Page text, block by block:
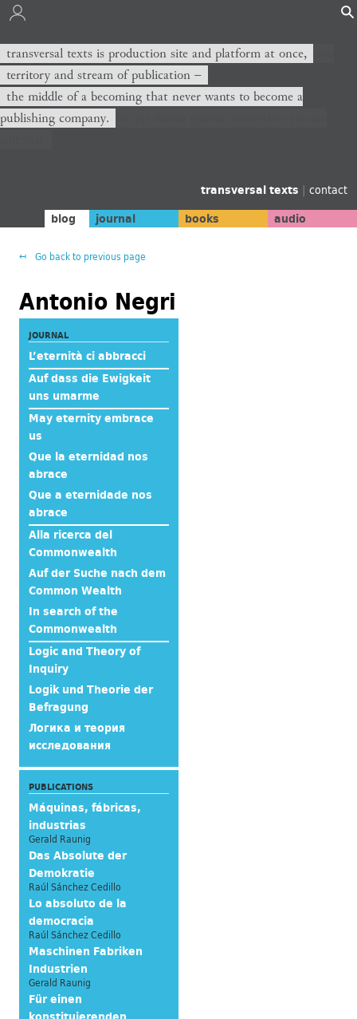
transversal texts es sitio de producción y plataforma al mismo
tiempo,
territorio y corriente de publicación −
el medio de un devenir que nunca querrá convertirse en una
transversal texts is production site and platform at once,
territory and stream of publication −
the middle of a becoming that never wants to become a
publishing company.
transversal texts | contact
blog journal books audio
Go back to previous page
Antonio Negri
JOURNAL
L’eternità ci abbracci
Auf dass die Ewigkeit
uns umarme
May eternity embrace
us
Que la eternidad nos
abrace
Que a eternidade nos
abrace
Alla ricerca del
Commonwealth
Auf der Suche nach dem
Common Wealth
In search of the
Commonwealth
Logic and Theory of
Inquiry
Logik und Theorie der
Befragung
Логика и теория
исследования
PUBLICATIONS
Máquinas, fábricas,
industrias
Gerald Raunig
Das Absolute der
Demokratie
Raúl Sánchez Cedillo
Lo absoluto de la
democracia
Raúl Sánchez Cedillo
Maschinen Fabriken
Industrien
Gerald Raunig
Für einen